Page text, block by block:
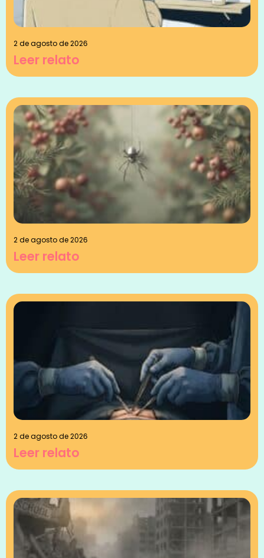
2 de agosto de 2026
Leer relato
2 de agosto de 2026
Leer relato
2 de agosto de 2026
Leer relato